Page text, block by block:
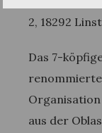
2, 18292
Das 7-
aus der